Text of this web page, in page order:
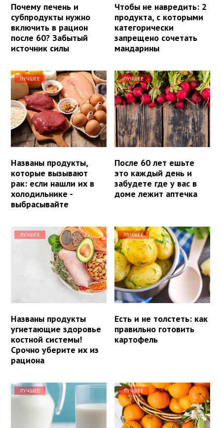
Почему печень и
субпродукты нужно
включить в рацион
после 60? Забытый
источник силы
Чтобы не навредить: 2
продукта, с которыми
категорически
запрещено сочетать
мандарины
ЛУЧШЕЕ
Названы продукты,
которые вызывают
рак: если нашли их в
холодильнике -
выбрасывайте
ЛУЧШЕЕ
После 60 лет ешьте
это каждый день и
забудете где у вас в
доме лежит аптечка
ЛУЧШЕЕ
Названы продукты
угнетающие здоровье
костной системы!
Срочно уберите их из
рациона
ЛУЧШЕЕ
Есть и не толстеть: как
правильно готовить
картофель
ЛУЧШЕЕ ЛУЧШЕЕ